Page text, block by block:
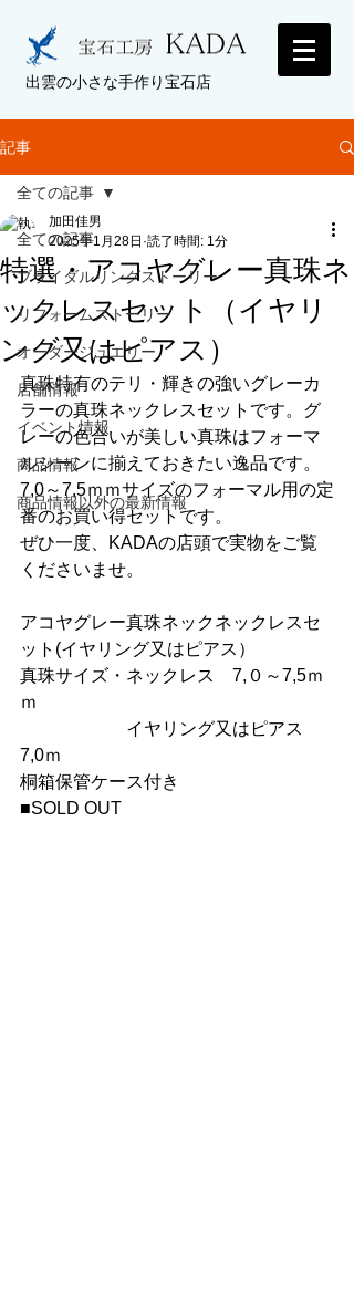
出雲の小さな手作り宝石店
記事
全ての記事
ブライダルリングストーリー
リフォームストーリー
オーダージュエリー
店舗情報
イベント情報
商品情報
商品情報以外の最新情報
全ての記事
特選・アコヤグレー真珠ネ
ックレスセット（イヤリ
ング又はピアス）
加田佳男
2025年1月28日 読了時間: 1分
真珠特有のテリ・輝きの強いグレーカ
ラーの真珠ネックレスセットです。グ
レーの色合いが美しい真珠はフォーマ
ルシーンに揃えておきたい逸品です。
7,0～7,5ｍｍサイズのフォーマル用の定
番のお買い得セットです。
ぜひ一度、KADAの店頭で実物をご覧
くださいませ。
アコヤグレー真珠ネックネックレスセ
ット(イヤリング又はピアス）
真珠サイズ・ネックレス　7,０～7,5ｍ
ｍ
イヤリング又はピアス
7,0ｍ
桐箱保管ケース付き
■SOLD OUT